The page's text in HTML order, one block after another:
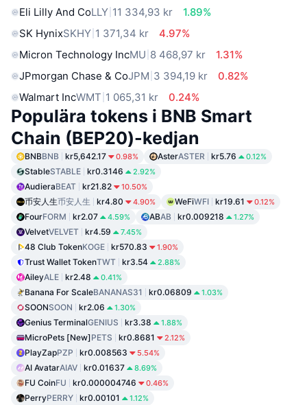
Eli Lilly And CoLLY 11 334,93 kr
1.89%
SK HynixSKHY 1 371,34 kr
4.97%
Micron Technology IncMU 8 468,97 kr
1.31%
JPmorgan Chase & CoJPM 3 394,19 kr
0.82%
Walmart IncWMT 1 065,31 kr 0.24%
Populära tokens i BNB Smart
Chain (BEP20)-kedjan
BNBBNB kr5,642.17 0.98% AsterASTER kr5.76 0.12%
StableSTABLE kr0.3146 2.92%
AudieraBEAT kr21.82 10.50%
币安人生币安人生 kr4.80 4.90% WeFiWFI kr19.61 0.12%
FourFORM kr2.07 4.59% ABAB kr0.009218 1.27%
VelvetVELVET kr4.59 7.45%
48 Club TokenKOGE kr570.83 1.90%
Trust Wallet TokenTWT kr3.54 2.88%
AileyALE kr2.48 0.41%
Banana For ScaleBANANAS31 kr0.06809 1.03%
SOONSOON kr2.06 1.30%
Genius TerminalGENIUS kr3.38 1.88%
MicroPets [New]PETS kr0.8681 2.12%
PlayZapPZP kr0.008563 5.54%
AI AvatarAIAV kr0.01637 8.69%
FU CoinFU kr0.000004746 0.46%
PerryPERRY kr0.00101 1.12%